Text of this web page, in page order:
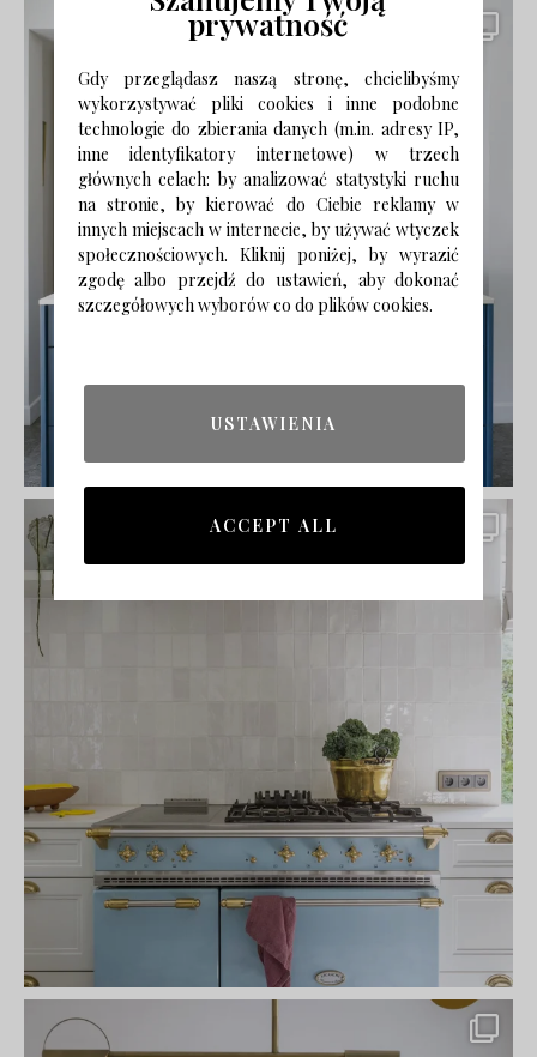
prywatność
Gdy przeglądasz naszą stronę, chcielibyśmy
wykorzystywać pliki cookies i inne podobne
technologie do zbierania danych (m.in. adresy IP,
inne identyfikatory internetowe) w trzech
głównych celach: by analizować statystyki ruchu
na stronie, by kierować do Ciebie reklamy w
innych miejscach w internecie, by używać wtyczek
społecznościowych. Kliknij poniżej, by wyrazić
zgodę albo przejdź do ustawień, aby dokonać
szczegółowych wyborów co do plików cookies.
USTAWIENIA
ACCEPT ALL